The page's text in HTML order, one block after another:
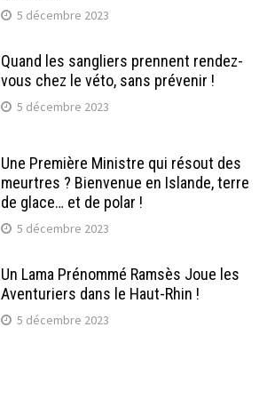
5 décembre 2023
Quand les sangliers prennent rendez-
vous chez le véto, sans prévenir !
5 décembre 2023
Une Première Ministre qui résout des
meurtres ? Bienvenue en Islande, terre
de glace… et de polar !
5 décembre 2023
Un Lama Prénommé Ramsès Joue les
Aventuriers dans le Haut-Rhin !
5 décembre 2023